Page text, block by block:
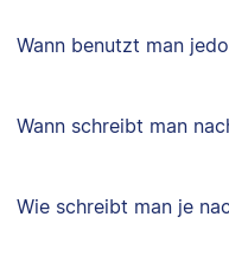
Wann benutzt man
Wann schreibt man
Wie schreibt man je